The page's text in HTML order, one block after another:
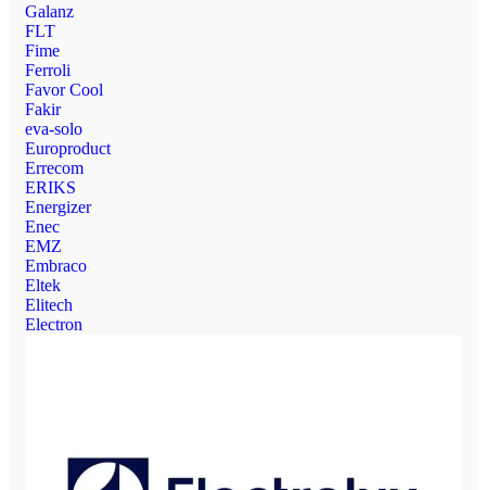
Galanz
FLT
Fime
Ferroli
Favor Cool
Fakir
eva-solo
Europroduct
Errecom
ERIKS
Energizer
Enec
EMZ
Embraco
Eltek
Elitech
Electron